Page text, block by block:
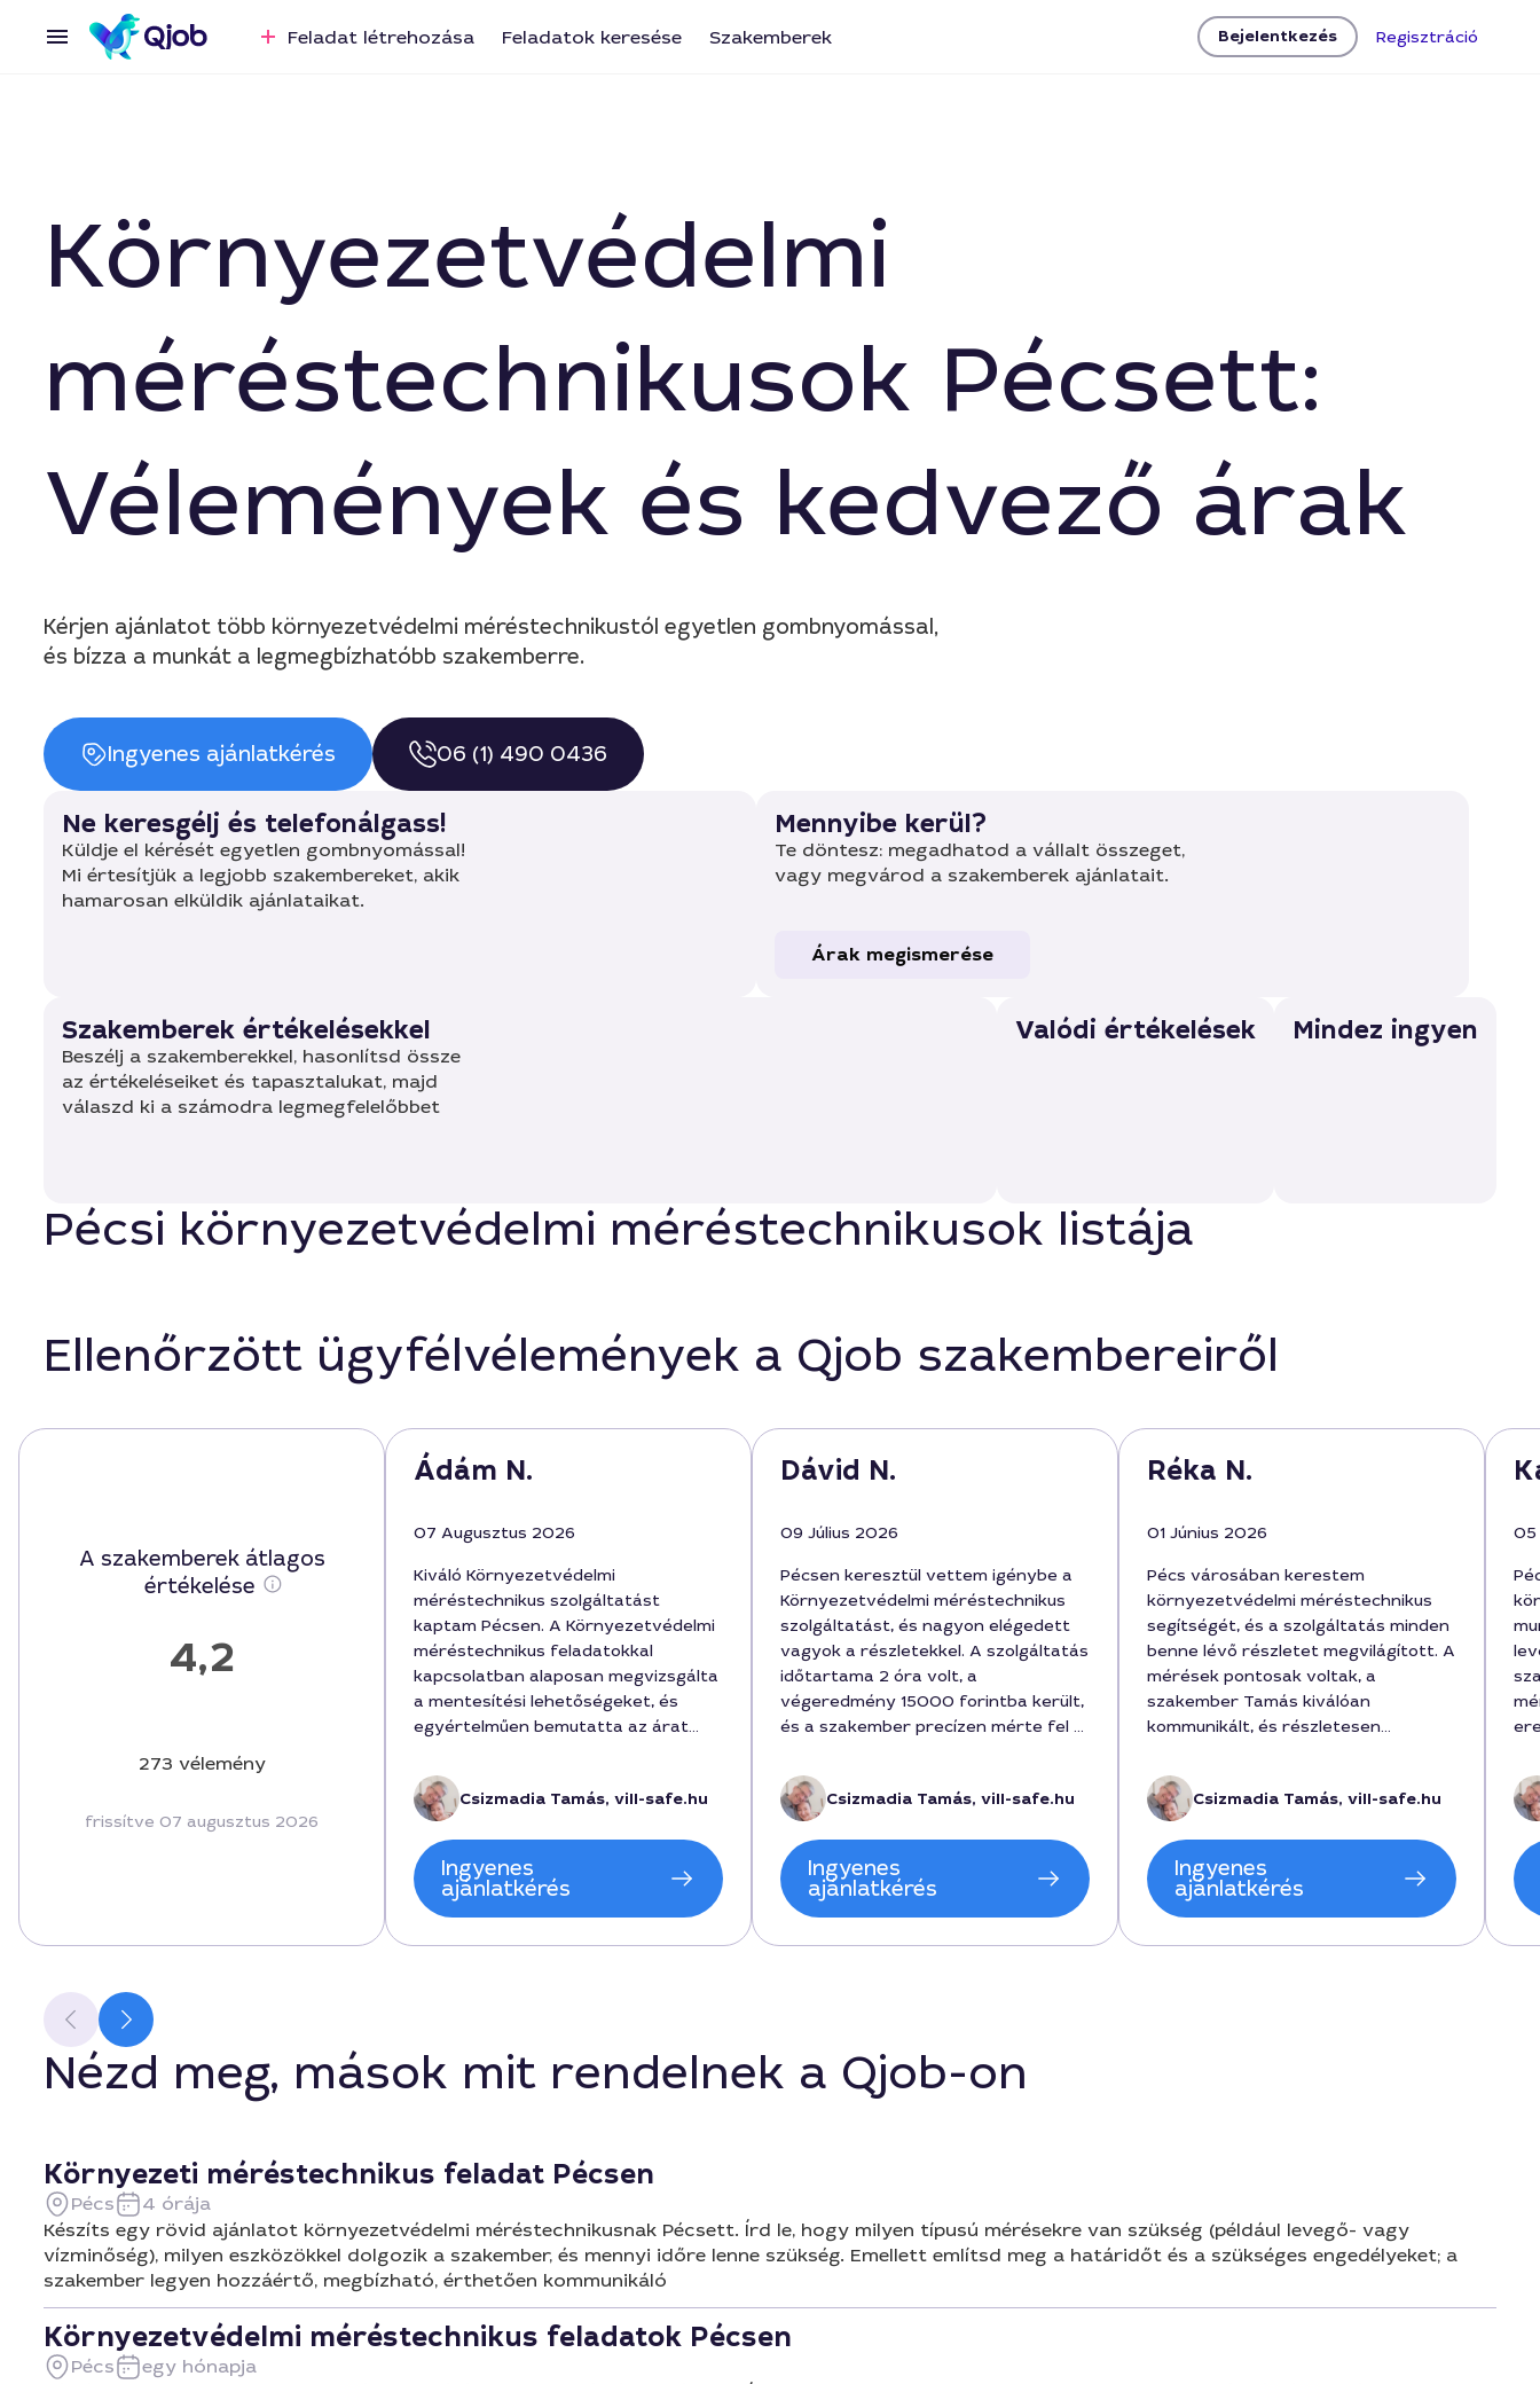
Feladat létrehozása Feladatok keresése Szakemberek Bejelentkezés Regisztráció
Környezetvédelmi
méréstechnikusok Pécsett:
Vélemények és kedvező árak
Kérjen ajánlatot több környezetvédelmi méréstechnikustól egyetlen gombnyomással,
és bízza a munkát a legmegbízhatóbb szakemberre.
Ingyenes ajánlatkérés 06 (1) 490 0436
Ne keresgélj és telefonálgass!
Küldje el kérését egyetlen gombnyomással!
Mi értesítjük a legjobb szakembereket, akik
hamarosan elküldik ajánlataikat.
Mennyibe kerül?
Te döntesz: megadhatod a vállalt összeget,
vagy megvárod a szakemberek ajánlatait.
Árak megismerése
Szakemberek értékelésekkel
Beszélj a szakemberekkel, hasonlítsd össze
az értékeléseiket és tapasztalukat, majd
válaszd ki a számodra legmegfelelőbbet
Valódi értékelések Mindez ingyen
Pécsi környezetvédelmi méréstechnikusok listája
Ellenőrzött ügyfélvélemények a Qjob szakembereiről
A szakemberek átlagos
értékelése
4,2
273 vélemény
frissítve 07 augusztus 2026
Ádám N.
07 Augusztus 2026
Kiváló Környezetvédelmi
méréstechnikus szolgáltatást
kaptam Pécsen. A Környezetvédelmi
méréstechnikus feladatokkal
kapcsolatban alaposan megvizsgálta
a mentesítési lehetőségeket, és
egyértelműen bemutatta az árat
projektért, amely tartalmazta a
mérési időt és az utómunkálatokat is.
A szakember 5 nap alatt befejezte a
munkát, és a pontos mérési
eredményekkel segített eligazodni a
szabályozások között. Bízom benne,
választom, hiszen a városban ilyen
Csizmadia Tamás, vill-safe.hu
Ingyenes
ajánlatkérés
Dávid N.
09 Július 2026
Pécsen keresztül vettem igénybe a
Környezetvédelmi méréstechnikus
szolgáltatást, és nagyon elégedett
vagyok a részletekkel. A szolgáltatás
időtartama 2 óra volt, a
végeredmény 15000 forintba került,
és a szakember precízen mérte fel a
gyorsan válaszolt minden kérdésre,
a beszámoló pedig érthető és
átlátható volt. Ajánlom mindenkinek,
aki megbízható mérést keres Pécsen.
Csizmadia Tamás, vill-safe.hu
Ingyenes
ajánlatkérés
Réka N.
01 Június 2026
Pécs városában kerestem
környezetvédelmi méréstechnikus
segítségét, és a szolgáltatás minden
benne lévő részletet megvilágított. A
mérések pontosak voltak, a
szakember Tamás kiválóan
kommunikált, és részletesen
költségkalkuláció menetét. A munka
időtartama kb. 3 óra volt, az
összköltség 45000 forint körül
mozgott. A végeredmény alapján az
elvárásaimat teljesítette a
környezetvédelmi vizsgálat Pécsen,
Csizmadia Tamás, vill-safe.hu
Ingyenes
ajánlatkérés
05
Nézd meg, mások mit rendelnek a Qjob-on
Környezeti méréstechnikus feladat Pécsen
Pécs
4 órája
Készíts egy rövid ajánlatot környezetvédelmi méréstechnikusnak Pécsett. Írd le, hogy milyen típusú mérésekre van szükség (például levegő- vagy
vízminőség), milyen eszközökkel dolgozik a szakember, és mennyi időre lenne szükség. Emellett említsd meg a határidőt és a szükséges engedélyeket; a
szakember legyen hozzáértő, megbízható, érthetően kommunikáló
Környezetvédelmi méréstechnikus feladatok Pécsen
Pécs
egy hónapja